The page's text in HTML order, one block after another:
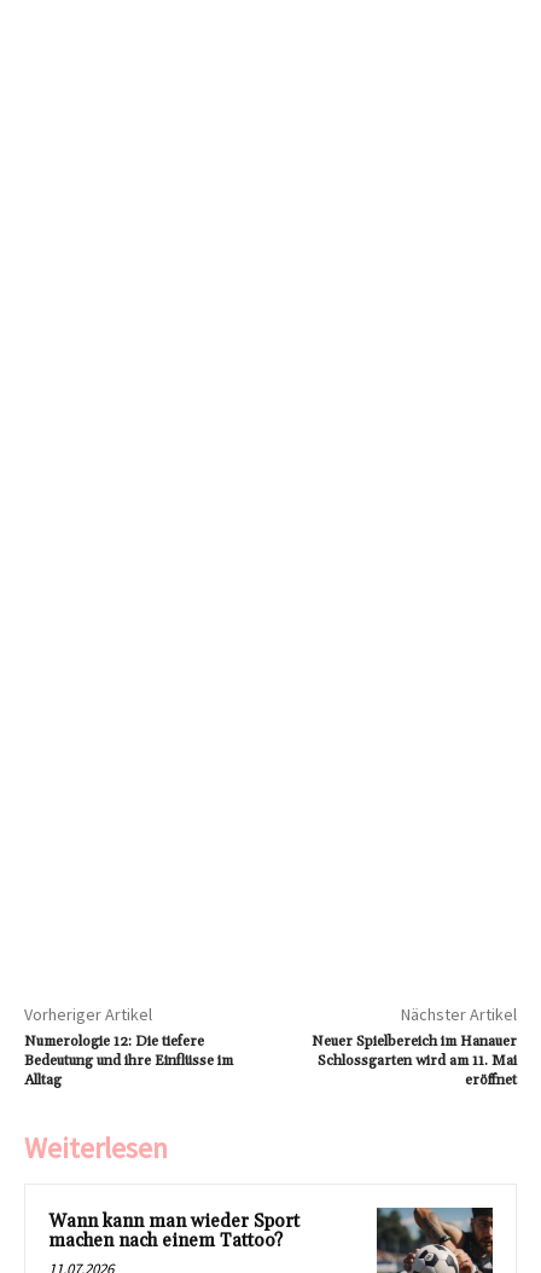
Vorheriger Artikel
Numerologie 12: Die tiefere
Bedeutung und ihre Einflüsse im
Alltag
Nächster Artikel
Neuer Spielbereich im Hanauer
Schlossgarten wird am 11. Mai
eröffnet
Weiterlesen
Wann kann man wieder Sport
machen nach einem Tattoo?
11.07.2026